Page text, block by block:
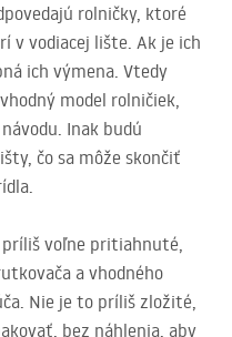
rolničky, ktoré
v vodiacej lište. Ak je ich
ich výmena. Vtedy
model rolničiek,
Inak budú
čo sa môže skončiť
príliš voľne pritiahnuté,
a vhodného
Nie je to príliš zložité,
bez náhlenia, aby